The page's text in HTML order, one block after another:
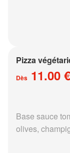
Pizza
Dès 11.00 €
Base sauce
olives,